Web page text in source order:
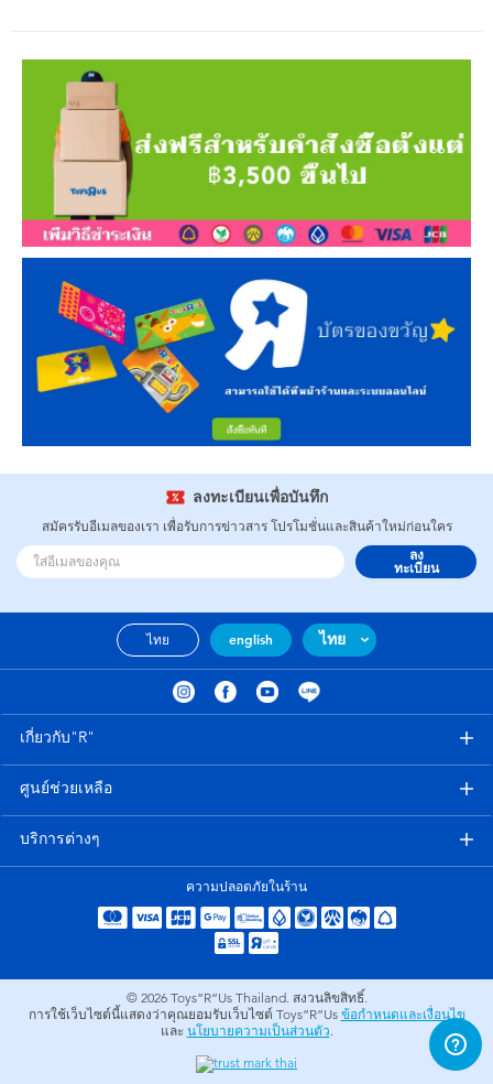
ลงทะเบียนเพื่อบันทึก
สมัครรับอีเมลของเรา เพื่อรับการข่าวสาร โปรโมชั่นและสินค้าใหม่ก่อนใคร
ลง
ทะเบียน
ไทย english ไทย
เกี่ยวกับ"R"
ศูนย์ช่วยเหลือ
บริการต่างๆ
ความปลอดภัยในร้าน
© 2026 Toys”R”Us Thailand. สงวนลิขสิทธิ์.
การใช้เว็บไซต์นี้แสดงว่าคุณยอมรับเว็บไซต์ Toys”R”Us ข้อกำหนดและเงื่อนไข
และ นโยบายความเป็นส่วนตัว